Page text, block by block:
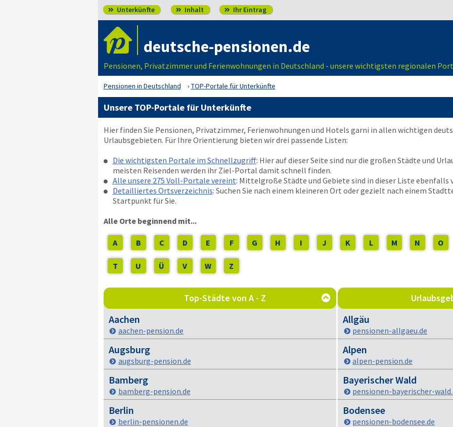
 Unterkünfte  Inhalt  Ihr Eintrag
deutsche-pensionen.de
Pensionen, Privatzimmer und Ferienwohnungen in Deutschland - unsere wichtigsten regionalen
Pensionen in Deutschland TOP-Portale für Unterkünfte
Unsere TOP-Portale für Unterkünfte
Hier finden Sie Pensionen, Privatzimmer, Ferienwohnungen und Hotels garni in allen wichtigen
Urlaubsgebieten. Für Ihre Orientierung bieten wir drei passende Listen:
 Die wichtigsten Portale im Schnellzugriff: Hier auf dieser Seite sind nur die großen Städte und
meisten Reisenden werden ihr Ziel-Portal damit schnell finden.
 Alle unsere 275 Voll-Portale vereint: Mittelgroße Städte und Gebiete sind in dieser Liste ebenfalls
 Detailliertes Ortsverzeichnis: Suchen Sie nach einem kleineren Ort oder gezielt nach einem
Startpunkt für Sie.
Alle Orte beginnend mit...
A B C D E F G H I J K L M N O
T U Ü V W Z
Top-Städte von A - Z 
Aachen
aachen-pension.de
Augsburg
augsburg-pension.de
Bamberg
bamberg-pension.de
Berlin
berlin-pensionen.de
Allgäu
pensionen-allgaeu.de
Alpen
alpen-pension.de
Bayerischer Wald
pensionen-bayerischer-
Bodensee
pensionen-bodensee.de